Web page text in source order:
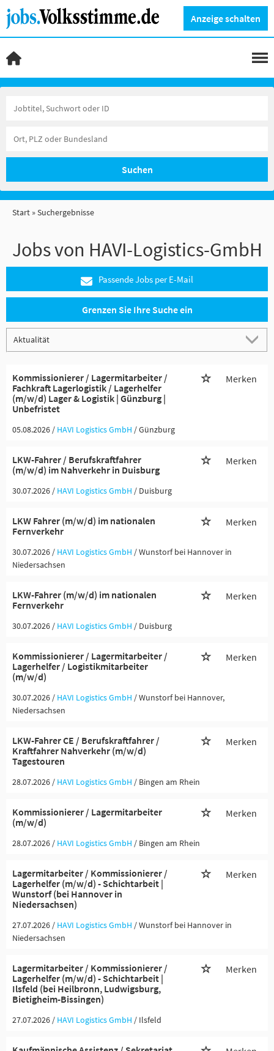
Anzeige schalten
Suchen
Start Suchergebnisse
Jobs von HAVI-Logistics-GmbH
Passende Jobs per E-Mail
Grenzen Sie Ihre Suche ein
Kommissionierer / Lagermitarbeiter /
Fachkraft Lagerlogistik / Lagerhelfer
(m/w/d) Lager & Logistik | Günzburg |
Unbefristet
Merken
05.08.2026 / HAVI Logistics GmbH / Günzburg
LKW-Fahrer / Berufskraftfahrer
(m/w/d) im Nahverkehr in Duisburg
Merken
30.07.2026 / HAVI Logistics GmbH / Duisburg
LKW Fahrer (m/w/d) im nationalen
Fernverkehr
Merken
30.07.2026 / HAVI Logistics GmbH / Wunstorf bei Hannover in
Niedersachsen
LKW-Fahrer (m/w/d) im nationalen
Fernverkehr
Merken
30.07.2026 / HAVI Logistics GmbH / Duisburg
Kommissionierer / Lagermitarbeiter /
Lagerhelfer / Logistikmitarbeiter
(m/w/d)
Merken
30.07.2026 / HAVI Logistics GmbH / Wunstorf bei Hannover,
Niedersachsen
LKW-Fahrer CE / Berufskraftfahrer /
Kraftfahrer Nahverkehr (m/w/d)
Tagestouren
Merken
28.07.2026 / HAVI Logistics GmbH / Bingen am Rhein
Kommissionierer / Lagermitarbeiter
(m/w/d)
Merken
28.07.2026 / HAVI Logistics GmbH / Bingen am Rhein
Lagermitarbeiter / Kommissionierer /
Lagerhelfer (m/w/d) - Schichtarbeit |
Wunstorf (bei Hannover in
Niedersachsen)
Merken
27.07.2026 / HAVI Logistics GmbH / Wunstorf bei Hannover in
Niedersachsen
Lagermitarbeiter / Kommissionierer /
Lagerhelfer (m/w/d) - Schichtarbeit |
Ilsfeld (bei Heilbronn, Ludwigsburg,
Bietigheim-Bissingen)
Merken
27.07.2026 / HAVI Logistics GmbH / Ilsfeld